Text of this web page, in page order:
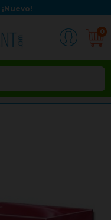
¡Nuevo!
0